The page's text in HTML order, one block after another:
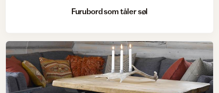
Furubord som tåler søl